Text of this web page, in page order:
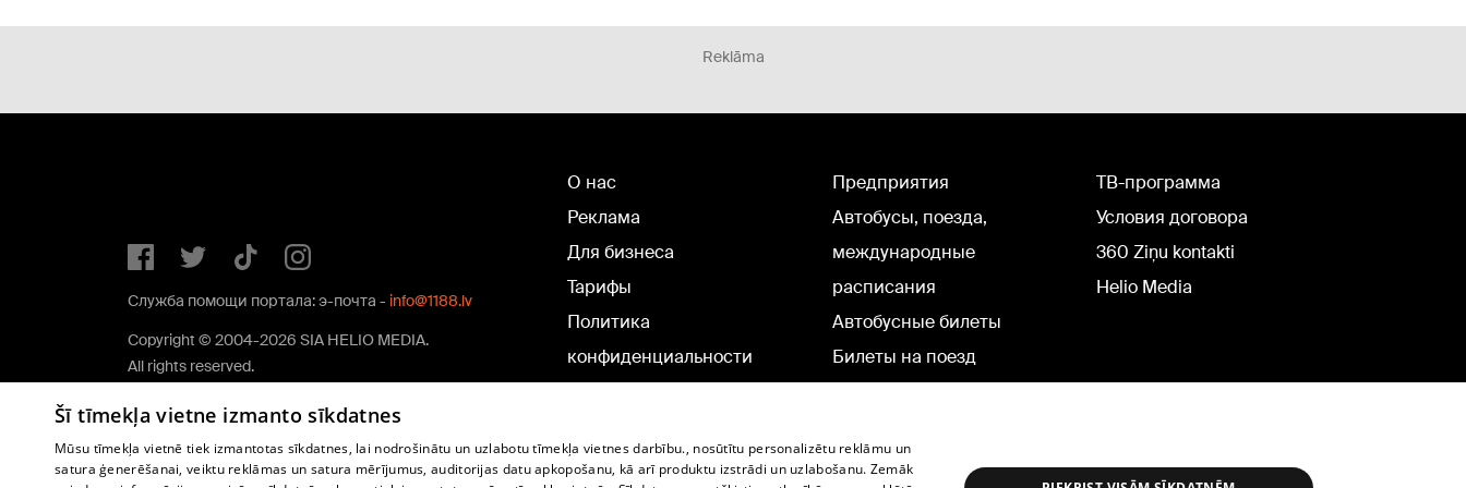
Reklāma
Служба помощи портала: э-почта - info@1188.lv
Copyright © 2004-2026 SIA HELIO MEDIA.
All rights reserved.
О нас
Реклама
Для бизнеса
Тарифы
Политика
конфиденциальности
Политика использования
Предприятия
Автобусы, поезда,
международные
расписания
Автобусные билеты
Билеты на поезд
TВ-программа
Условия договора
360 Ziņu kontakti
Helio Media
Šī tīmekļa vietne izmanto sīkdatnes
Mūsu tīmekļa vietnē tiek izmantotas sīkdatnes, lai nodrošinātu un uzlabotu tīmekļa vietnes darbību., nosūtītu personalizētu reklāmu un
satura ģenerēšanai, veiktu reklāmas un satura mērījumus, auditorijas datu apkopošanu, kā arī produktu izstrādi un uzlabošanu. Zemāk